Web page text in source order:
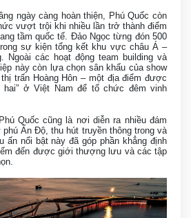
ngày càng hoàn thiện, Phú Quốc còn
vượt trội khi nhiều lần trở thành điểm
tầm quốc tế. Đảo Ngọc từng đón 500
sự kiện tổng kết khu vực châu Á –
Ngoài các hoạt động team building và
này còn lựa chọn sân khấu của show
trấn Hoàng Hôn – một địa điểm được
hai” ở Việt Nam để tổ chức đêm vinh
Quốc cũng là nơi diễn ra nhiều đám
Ấn Độ, thu hút truyền thông trong và
ấn nổi bật này đã góp phần khẳng định
đến được giới thượng lưu và các tập